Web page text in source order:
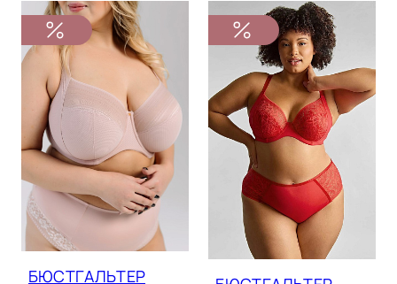
БЮСТГАЛЬТЕР